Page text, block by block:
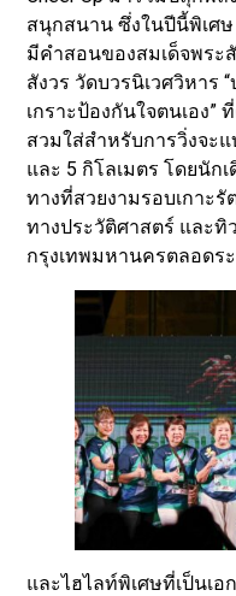
สนุกสนาน ซึ่งในปีนี้พิเศษ
มีคำสอนของสมเด็จพระ
สังวร วัดบวรนิเวศวิหาร
เกราะป้องกันใจตนเอง”
สวมใส่สำหรับการวิ่งจะแ
และ 5 กิโลเมตร โดยนัก
ทางที่สวยงามรอบเกา
ทางประวัติศาสตร์ และทิ
กรุงเทพมหานครตลอดร
และไฮไลท์พิเศษที่เป็นเ